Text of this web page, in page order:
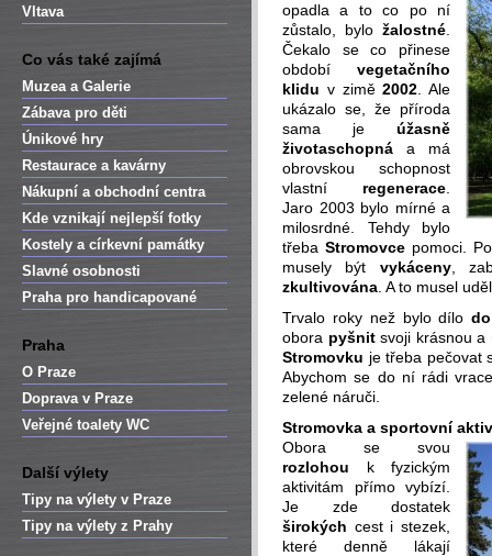
Vltava
Co vás také zajímá
Muzea a Galerie
Zábava pro děti
Únikové hry
Restaurace a kavárny
Nákupní a obchodní centra
Kde vznikají nejlepší fotky
Kostely a církevní památky
Slavné osobnosti
Praha pro handicapované
Praha
O Praze
Doprava v Praze
Veřejné toalety WC
Další výlety
Tipy na výlety v Praze
Tipy na výlety z Prahy
opadla a to co po ní
zůstalo, bylo žalostné
Čekalo se co přinese
období vegetačního
klidu v zimě2002 . Ale
ukázalo se, že příroda
sama je úžasně
životaschopná a má
obrovskou schopnost
vlastní regenerace
Jaro 2003 bylo mírné a
milosrdné. Tehdy bylo
třeba Stromovce pomoci.
musely být vykáceny,
zkultivována . A to musel
Trvalo roky než bylo dílo
obora pyšnitsvoji krásnou a
Stromovku je třeba pečovat
Abychom se do ní rádi
zelené náruči.
Stromovka a sportovní
Obora se svou
rozlohou k fyzickým
aktivitám přímo vybízí.
Je zde dostatek
širokých cest i stezek,
které denně lákají